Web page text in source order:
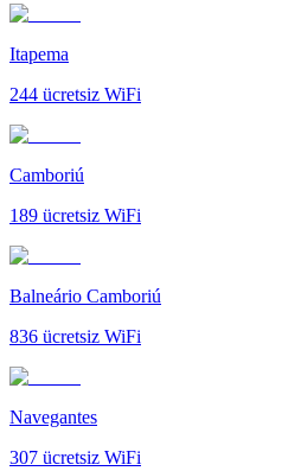
Itapema
244 ücretsiz WiFi
Camboriú
189 ücretsiz WiFi
Balneário Camboriú
836 ücretsiz WiFi
Navegantes
307 ücretsiz WiFi